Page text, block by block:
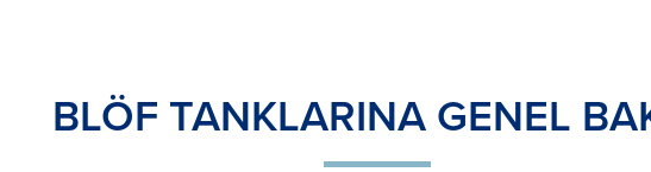
BLÖF TANKLARINA GENEL